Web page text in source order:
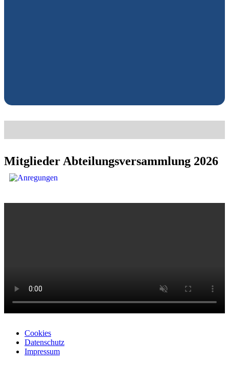
Mitglieder Abteilungsversammlung 2026
Cookies
Datenschutz
Impressum